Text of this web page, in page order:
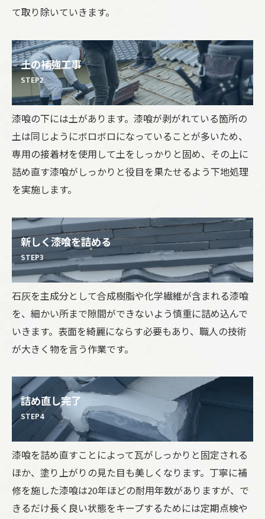
て取り除いていきます。
土の補強工事
STEP2
漆喰の下には土があります。漆喰が剥がれている箇所の
土は同じようにボロボロになっていることが多いため、
専用の接着材を使用して土をしっかりと固め、その上に
詰め直す漆喰がしっかりと役目を果たせるよう下地処理
を実施します。
新しく漆喰を詰める
STEP3
石灰を主成分として合成樹脂や化学繊維が含まれる漆喰
を、細かい所まで隙間ができないよう慎重に詰め込んで
いきます。表面を綺麗にならす必要もあり、職人の技術
が大きく物を言う作業です。
詰め直し完了
STEP4
漆喰を詰め直すことによって瓦がしっかりと固定される
ほか、塗り上がりの見た目も美しくなります。丁寧に補
修を施した漆喰は20年ほどの耐用年数がありますが、で
きるだけ長く良い状態をキープするためには定期点検や